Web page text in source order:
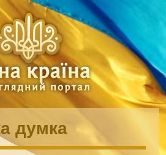
думка